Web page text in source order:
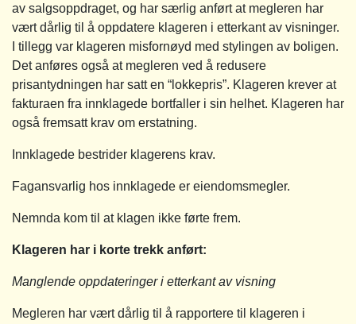
av salgsoppdraget, og har særlig anført at megleren har
vært dårlig til å oppdatere klageren i etterkant av visninger.
I tillegg var klageren misfornøyd med stylingen av boligen.
Det anføres også at megleren ved å redusere
prisantydningen har satt en “lokkepris”. Klageren krever at
fakturaen fra innklagede bortfaller i sin helhet. Klageren har
også fremsatt krav om erstatning.
Innklagede bestrider klagerens krav.
Fagansvarlig hos innklagede er eiendomsmegler.
Nemnda kom til at klagen ikke førte frem.
Klageren har i korte trekk anført:
Manglende oppdateringer i etterkant av visning
Megleren har vært dårlig til å rapportere til klageren i